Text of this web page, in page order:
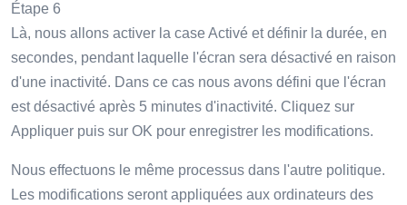
Étape 6
Là, nous allons activer la case Activé et définir la durée, en
secondes, pendant laquelle l'écran sera désactivé en raison
d'une inactivité. Dans ce cas nous avons défini que l'écran
est désactivé après 5 minutes d'inactivité. Cliquez sur
Appliquer puis sur OK pour enregistrer les modifications.
Nous effectuons le même processus dans l'autre politique.
Les modifications seront appliquées aux ordinateurs des